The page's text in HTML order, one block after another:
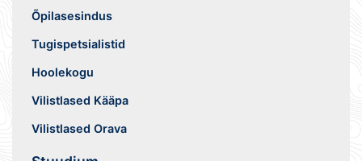
Õpilasesindus
Tugispetsialistid
Hoolekogu
Vilistlased Kääpa
Vilistlased Orava